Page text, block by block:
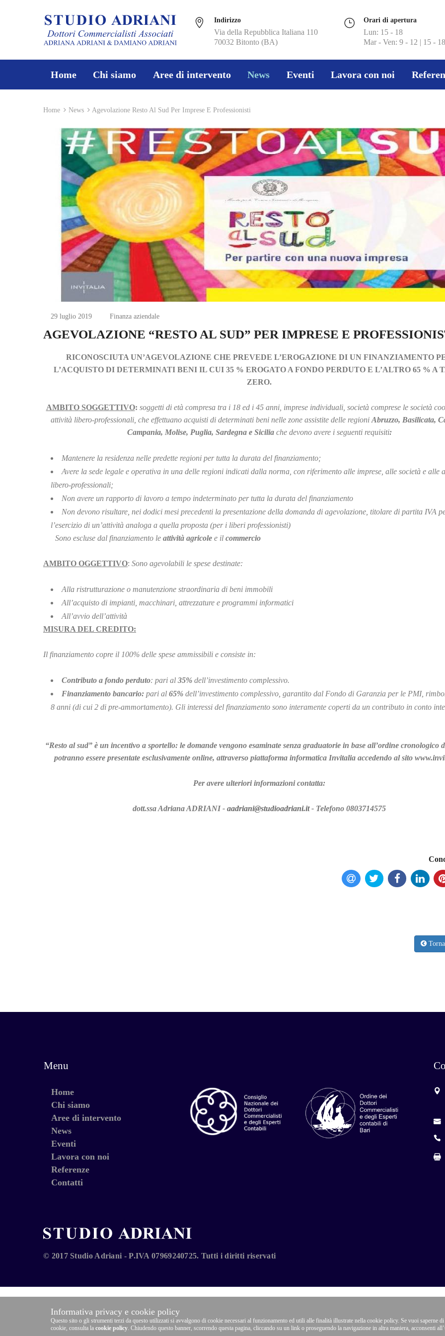
Orari di apertura
Lun: 15 - 18
Mar - Ven: 9 - 12 | 15 - 18
Indirizzo
Via della Repubblica Italiana 110
70032 Bitonto (BA)
Home Chi siamo Aree di intervento News Eventi Lavora con noi
Home News Agevolazione Resto Al Sud Per Imprese E Professionisti
29 luglio 2019 Finanza aziendale
AGEVOLAZIONE “RESTO AL SUD” PER IMPRESE E
RICONOSCIUTA UN’AGEVOLAZIONE CHE PREVEDE L’EROGAZIONE DI UN FINANZIAMENTO
L’ACQUISTO DI DETERMINATI BENI IL CUI 35 % EROGATO A FONDO PERDUTO E L’ALTRO 65 % A
ZERO.
AMBITO SOGGETTIVO: soggetti di età compresa tra i 18 ed i 45 anni, imprese individuali, società comprese le società
attività libero-professionali, che effettuano acquisti di determinati beni nelle zone assistite delle regioni Abruzzo, Basilicata,
Campania, Molise, Puglia, Sardegna e Sicilia che devono avere i seguenti requisiti:
Mantenere la residenza nelle predette regioni per tutta la durata del finanziamento;
Avere la sede legale e operativa in una delle regioni indicati dalla norma, con riferimento alle imprese, alle società e alle
libero-professionali;
Non avere un rapporto di lavoro a tempo indeterminato per tutta la durata del finanziamento
Non devono risultare, nei dodici mesi precedenti la presentazione della domanda di agevolazione, titolare di partita IVA
l’esercizio di un’attività analoga a quella proposta (per i liberi professionisti)
Sono escluse dal finanziamento le attività agricole e il commercio
AMBITO OGGETTIVO: Sono agevolabili le spese destinate:
Alla ristrutturazione o manutenzione straordinaria di beni immobili
All’acquisto di impianti, macchinari, attrezzature e programmi informatici
All’avvio dell’attività
MISURA DEL CREDITO:
Il finanziamento copre il 100% delle spese ammissibili e consiste in:
Contributo a fondo perduto: pari al 35% dell’investimento complessivo.
Finanziamento bancario: pari al 65% dell’investimento complessivo, garantito dal Fondo di Garanzia per le PMI,
8 anni (di cui 2 di pre-ammortamento). Gli interessi del finanziamento sono interamente coperti da un contributo in conto
“Resto al sud” è un incentivo a sportello: le domande vengono esaminate senza graduatorie in base all’ordine cronologico
potranno essere presentate esclusivamente online, attraverso piattaforma informatica Invitalia accedendo al sito
Per avere ulteriori informazioni contatta:
dott.ssa Adriana ADRIANI - aadriani@studioadriani.it- Telefono 0803714575
Menu
Home
Chi siamo
Aree di intervento
News
Eventi
Lavora con noi
Referenze
Contatti
© 2017 Studio Adriani - P.IVA 07969240725. Tutti i diritti riservati
Informativa privacy e cookie policy
Questo sito o gli strumenti terzi da questo utilizzati si avvalgono di cookie necessari al funzionamento ed utili alle finalità illustrate nella cookie policy. Se vuoi saperne
cookie, consulta la cookie policy. Chiudendo questo banner, scorrendo questa pagina, cliccando su un link o proseguendo la navigazione in altra maniera, acconsenti